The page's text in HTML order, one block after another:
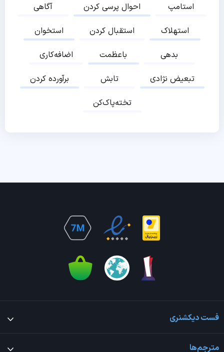
آگاهی
احوال پرسی کردن
استامپ
استخوان
استقبال کردن
استهلاک
اضافه‌کاری
باعظمت
بدهی
برآورده کردن
تابش
تبعیض نژادی
تخته‌پاک‌کن
فست دیکشنری
مترجم‌ها